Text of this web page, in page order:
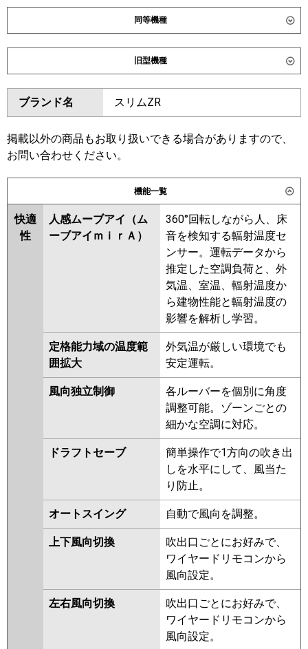
同等機種
ダイキン SSRC160DM SSRC160DNM
SSRUC160DM
東芝
三菱電機 PLZT-ZRMP160HF6 PLZT-
ZRMP160HLF6 PLZT-
ZRMP160HBF6
RCI-GP160RGHG11
三菱重工
FDTZ1606HT6SA-osj
FDTZ1606HT6SA-rak
FDTZ1606HT6SA-airf
FDTZ1606HT6SA
PA-P160U7GTC PA-P160U7GTNC
PA-P160U7GTNCX
旧型機種
ダイキン SSRC160CM SSRC160CNM
SSRUC160CM
SSRC160BYNM SSRUC160BYM
SSRC160BJM SSRC160BJNM
SSRJC160BJM
SSRC160BCM
東芝
三菱電機 PLZT-ZRMP160HLF5
PLZT-
ZRMP160HF5
PLZT-
ZRMP160HBF5 PLZT-
ZRMP160HFG5 PLZT-
ZRMP160HF4 PLZT-
ZRMP160HLF4 PLZT-
ZRMP160HBF4 PLZT-
ZRMP160HFG4 PLZT-
ZRMP160HLF3 PLZT-
ZRMP160HFG3 PLZT-
ZRMP160HF2 PLZT-
ZRMP160HLF2 PLZT-
ZRMP160HFG2 PLZT-
ZRMP160EFZ PLZT-
ZRMP160ELFZ PLZT-
ZRMP160EFGZ PLZT-
ZRMP160ELFGZ PLZT-
ZRMP160ELFY PLZT-
ZRMP160EFGY PLZT-
ZRMP160ELFGY PLZT-
ZRMP160EFV PLZT-
ZRMP160ELFV PLZT-
ZRMP160EFGV PLZT-
ZRMP160ELFGV PLZT-
ブランド名 スリムZR
掲載以外の商品もお取り扱いできる場合がありますので、
お問い合わせください。
機能一覧
快適
性
人感ムーブアイ（ム
ーブアイｍｉｒＡ）
360°回転しながら人、床
音を検知する輻射温度セ
ンサー。運転データから
推定した空調負荷と、外
気温、室温、輻射温度か
ら建物性能と輻射温度の
影響を解析し学習。
定格能力域の温度範
囲拡大
外気温が厳しい環境でも
安定運転。
風向独立制御
各ルーバーを個別に角度
調整可能。ゾーンごとの
細かな空調に対応。
ドラフトセーブ
簡単操作で1方向の吹き出
しを水平にして、風当た
り防止。
オートスイング 自動で風向を調整。
上下風向切換
吹出口ごとにお好みで、
ワイヤードリモコンから
風向設定。
左右風向切換
吹出口ごとにお好みで、
ワイヤードリモコンから
風向設定。